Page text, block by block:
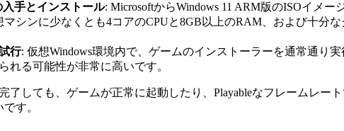
手とインストール: MicrosoftからWindows 11 ARM版のISOイメ
マシンに少なくとも4コアのCPUと8GB以上のRAM、および十分
行: 仮想Windows環境内で、ゲームのインストーラーを通常通り
れる可能性が非常に高いです。
了しても、ゲームが正常に起動したり、Playableなフレームレ
す。